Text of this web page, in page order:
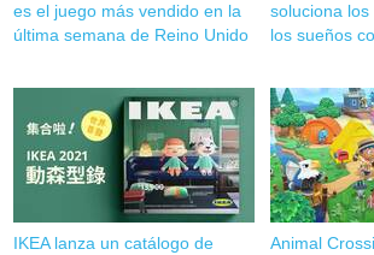
es el juego más vendido en la
última semana de Reino Unido
soluciona
los sueños
IKEA lanza un catálogo de
Animal